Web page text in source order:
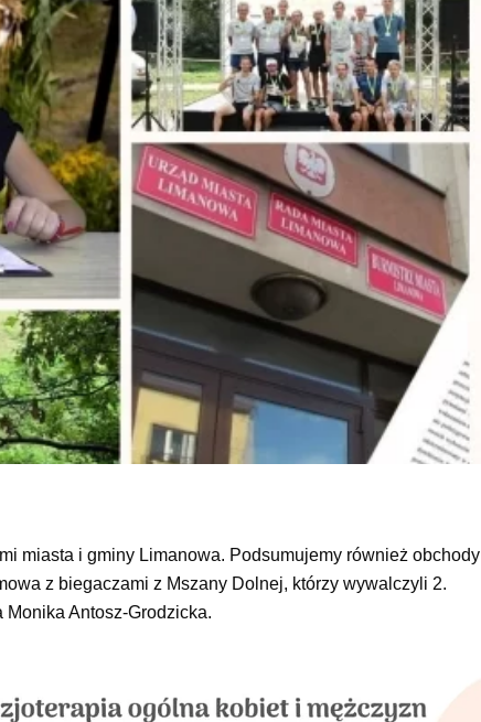
miasta i gminy Limanowa. Podsumujemy również obchody
z biegaczami z Mszany Dolnej, którzy wywalczyli 2.
Antosz-Grodzicka.